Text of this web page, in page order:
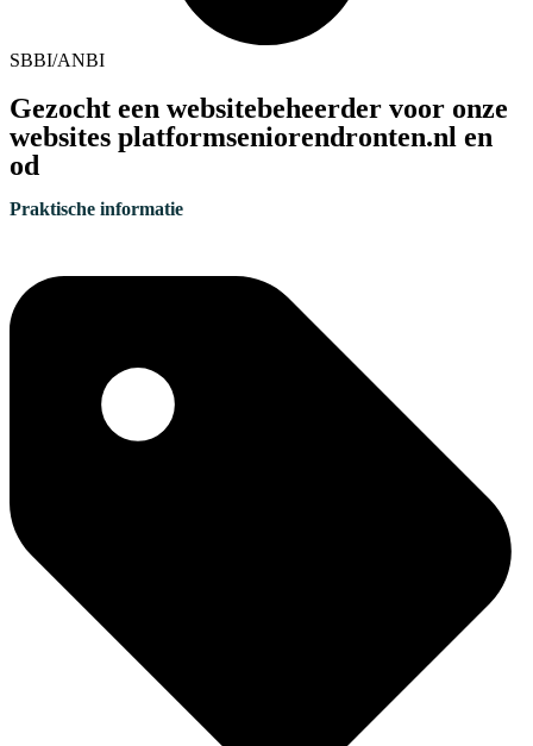
SBBI/ANBI
Gezocht een websitebeheerder voor onze
websites platformseniorendronten.nl en
od
Praktische informatie